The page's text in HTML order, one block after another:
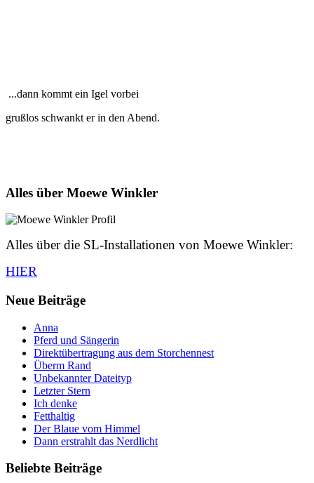
...dann kommt ein Igel vorbei
grußlos schwankt er in den Abend.
Alles über Moewe Winkler
Alles über die SL-Installationen von Moewe Winkler:
HIER
Neue Beiträge
Anna
Pferd und Sängerin
Direktübertragung aus dem Storchennest
Überm Rand
Unbekannter Dateityp
Letzter Stern
Ich denke
Fetthaltig
Der Blaue vom Himmel
Dann erstrahlt das Nerdlicht
Beliebte Beiträge